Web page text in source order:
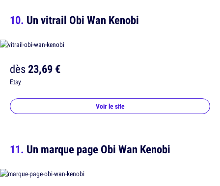
Un vitrail Obi Wan Kenobi
dès23,69 €
Etsy
Voir le site
Un marque page Obi Wan Kenobi